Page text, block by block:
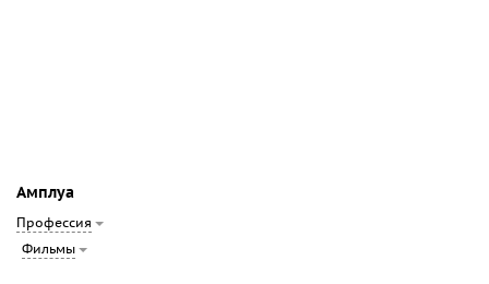
Амплуа
Профессия
Фильмы